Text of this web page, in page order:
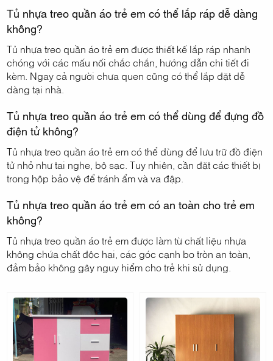
Tủ nhựa treo quần áo trẻ em có thể lắp ráp dễ dàng
không?
Tủ nhựa treo quần áo trẻ em được thiết kế lắp ráp nhanh
chóng với các mấu nối chắc chắn, hướng dẫn chi tiết đi
kèm. Ngay cả người chưa quen cũng có thể lắp đặt dễ
dàng tại nhà.
Tủ nhựa treo quần áo trẻ em có thể dùng để đựng đồ
điện tử không?
Tủ nhựa treo quần áo trẻ em có thể dùng để lưu trữ đồ điện
tử nhỏ như tai nghe, bộ sạc. Tuy nhiên, cần đặt các thiết bị
trong hộp bảo vệ để tránh ẩm và va đập.
Tủ nhựa treo quần áo trẻ em có an toàn cho trẻ em
không?
Tủ nhựa treo quần áo trẻ em được làm từ chất liệu nhựa
không chứa chất độc hại, các góc cạnh bo tròn an toàn,
đảm bảo không gây nguy hiểm cho trẻ khi sử dụng.